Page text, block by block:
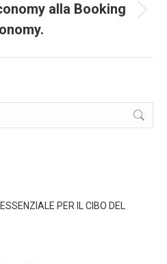
Next
post:
alla Booking
PER IL CIBO DEL